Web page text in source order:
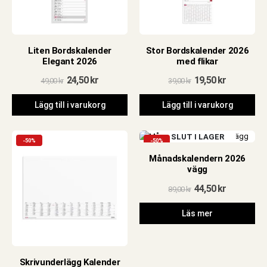
Liten Bordskalender
Elegant 2026
49,00kr Det
ursprungliga
priset
var:
49,00 kr.
24,50krDet
är:
24,50 kr.
Lägg till i varukorg
Stor Bordskalender 2026
med flikar
39,00kr Det
ursprungliga
priset
var:
39,00 kr.
19,50krDet
är:
19,50 kr.
Lägg till i varukorg
-50%
Skrivunderlägg Kalender
-50% SLUT I LAGER
Månadskalendern 2026
vägg
89,00kr Det
ursprungliga
var:
89,00 kr.
44,50krDet
44,50 kr.
Läs mer